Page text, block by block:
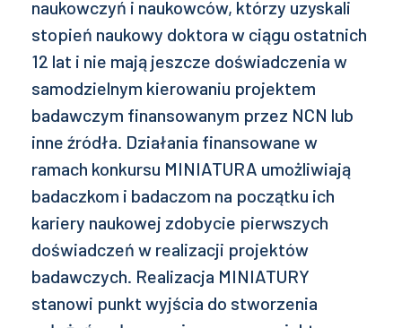
naukowczyń i naukowców, którzy uzyskali
stopień naukowy doktora w ciągu ostatnich
12 lat i nie mają jeszcze doświadczenia w
samodzielnym kierowaniu projektem
badawczym finansowanym przez NCN lub
inne źródła. Działania finansowane w
ramach konkursu MINIATURA umożliwiają
badaczkom i badaczom na początku ich
kariery naukowej zdobycie pierwszych
doświadczeń w realizacji projektów
badawczych. Realizacja MINIATURY
stanowi punkt wyjścia do stworzenia